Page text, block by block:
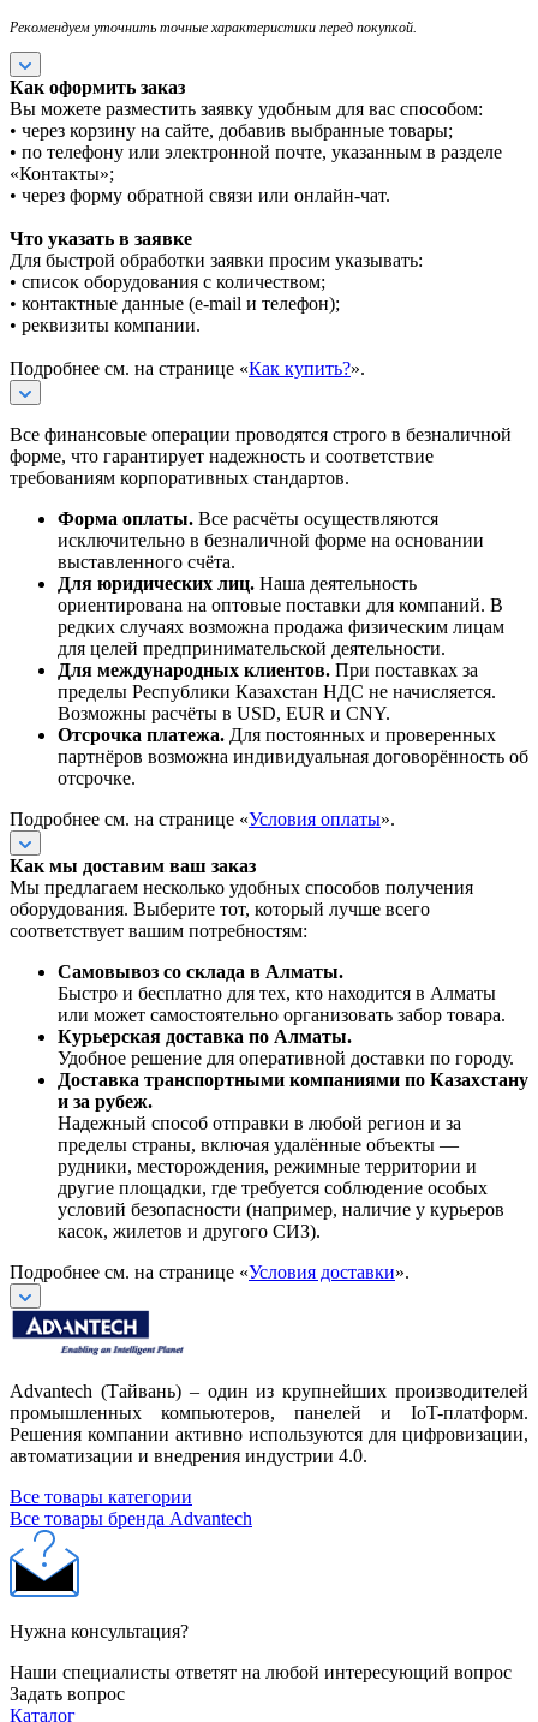
Рекомендуем уточнить точные характеристики перед покупкой.
Как оформить заказ
Вы можете разместить заявку удобным для вас способом:
• через корзину на сайте, добавив выбранные товары;
• по телефону или электронной почте, указанным в разделе
«Контакты»;
• через форму обратной связи или онлайн-чат.
Что указать в заявке
Для быстрой обработки заявки просим указывать:
• список оборудования с количеством;
• контактные данные (e-mail и телефон);
• реквизиты компании.
Подробнее см. на странице «Как купить?».
Все финансовые операции проводятся строго в безналичной
форме, что гарантирует надежность и соответствие
требованиям корпоративных стандартов.
Форма оплаты. Все расчёты осуществляются
исключительно в безналичной форме на основании
выставленного счёта.
Для юридических лиц. Наша деятельность
ориентирована на оптовые поставки для компаний. В
редких случаях возможна продажа физическим лицам
для целей предпринимательской деятельности.
Для международных клиентов. При поставках за
пределы Республики Казахстан НДС не начисляется.
Возможны расчёты в USD, EUR и CNY.
Отсрочка платежа. Для постоянных и проверенных
партнёров возможна индивидуальная договорённость об
отсрочке.
Подробнее см. на странице «Условия оплаты».
Как мы доставим ваш заказ
Мы предлагаем несколько удобных способов получения
оборудования. Выберите тот, который лучше всего
соответствует вашим потребностям:
Самовывоз со склада в Алматы.
Быстро и бесплатно для тех, кто находится в Алматы
или может самостоятельно организовать забор товара.
Курьерская доставка по Алматы.
Удобное решение для оперативной доставки по городу.
Доставка транспортными компаниями по Казахстану
и за рубеж.
Надежный способ отправки в любой регион и за
пределы страны, включая удалённые объекты —
рудники, месторождения, режимные территории и
другие площадки, где требуется соблюдение особых
условий безопасности (например, наличие у курьеров
касок, жилетов и другого СИЗ).
Подробнее см. на странице «Условия доставки».
Advantech (Тайвань) – один из крупнейших производителей
промышленных компьютеров, панелей и IoT-платформ.
Решения компании активно используются для цифровизации,
автоматизации и внедрения индустрии 4.0.
Все товары категории
Все товары бренда Advantech
Нужна консультация?
Наши специалисты ответят на любой интересующий вопрос
Задать вопрос
Каталог